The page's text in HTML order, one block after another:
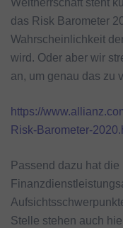
Weltherrschaft steht
das Risk Barometer
Wahrscheinlichkeit
wird. Oder aber wir
an, um genau das zu
https://
Risk-Barometer-
Passend dazu hat
Stelle stehen auch